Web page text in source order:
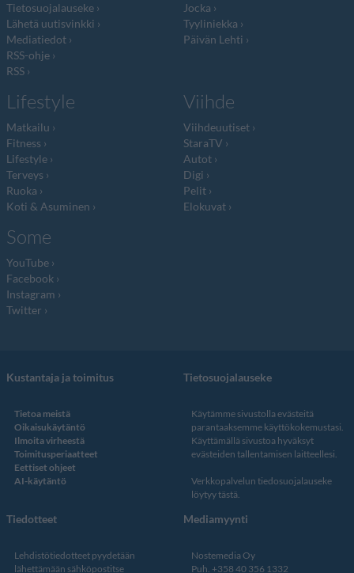
Tietosuojalauseke
Lähetä uutisvinkki
Mediatiedot
RSS-ohje
RSS
Jocka
Tyyliniekka
Päivän Lehti
Lifestyle
Matkailu
Fitness
Lifestyle
Terveys
Ruoka
Koti & Asuminen
Viihde
Viihdeuutiset
StaraTV
Autot
Digi
Pelit
Elokuvat
Some
YouTube
Facebook
Instagram
Twitter
Kustantaja ja toimitus
Tietoa meistä
Oikaisukäytäntö
Ilmoita virheestä
Toimitusperiaatteet
Eettiset ohjeet
AI-käytäntö
Tietosuojalauseke
Käytämme sivustolla evästeitä
parantaaksemme käyttökokemustasi.
Käyttämällä sivustoa hyväksyt
evästeiden tallentamisen laitteellesi.
Verkkopalvelun tiedosuojalauseke
löytyy tästä.
Tiedotteet
Lehdistötiedotteet pyydetään
lähettämään sähköpostitse
Mediamyynti
Nostemedia Oy
Puh. +358 40 356 1332